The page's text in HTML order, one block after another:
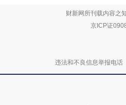
财新网所刊载内容之
京ICP证
违法和不良信息举报电